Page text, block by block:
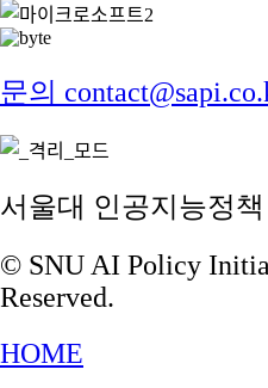
문의
서울대 인공지능정
© SNU AI Policy
Reserved.
HOME